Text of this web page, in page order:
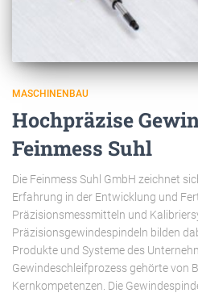
MASCHINENBAU
Hochpräzise
Feinmess Suhl
Die Feinmess Suhl GmbH zeichnet
Erfahrung in der Entwicklung und
Präzisionsmessmitteln und
Präzisionsgewindespindeln bilden
Produkte und Systeme des
Gewindeschleifprozess gehörte von
Kernkompetenzen. Die